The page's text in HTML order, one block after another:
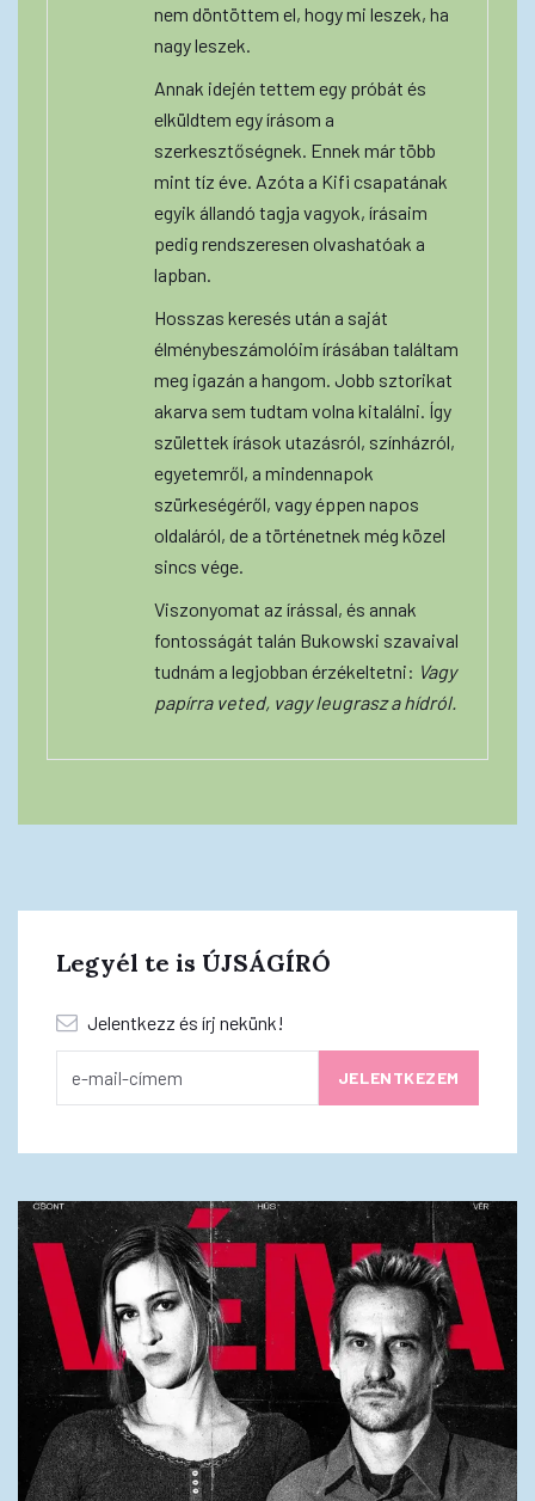
nem döntöttem el, hogy mi leszek, ha
nagy leszek.
Annak idején tettem egy próbát és
elküldtem egy írásom a
szerkesztőségnek. Ennek már több
mint tíz éve. Azóta a Kifi csapatának
egyik állandó tagja vagyok, írásaim
pedig rendszeresen olvashatóak a
lapban.
Hosszas keresés után a saját
élménybeszámolóim írásában találtam
meg igazán a hangom. Jobb sztorikat
akarva sem tudtam volna kitalálni. Így
születtek írások utazásról, színházról,
egyetemről, a mindennapok
szürkeségéről, vagy éppen napos
oldaláról, de a történetnek még közel
sincs vége.
Viszonyomat az írással, és annak
fontosságát talán Bukowski szavaival
tudnám a legjobban érzékeltetni: Vagy
papírra veted, vagy leugrasz a hídról.
Legyél te is ÚJSÁGÍRÓ
Jelentkezz és írj nekünk!